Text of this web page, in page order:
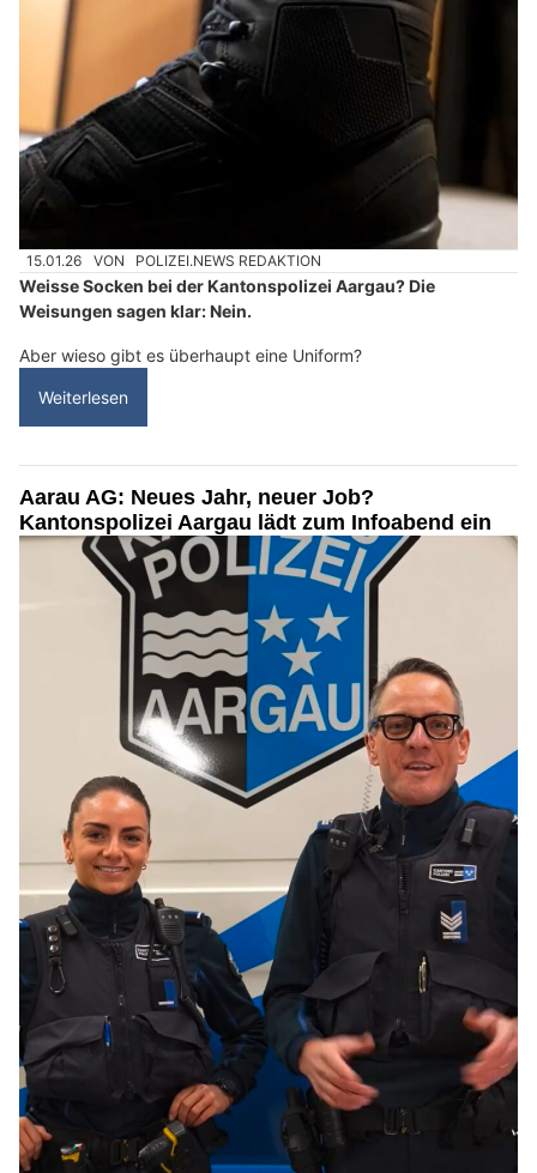
15.01.26 VON POLIZEI.NEWS REDAKTION
Weisse Socken bei der Kantonspolizei Aargau? Die
Weisungen sagen klar: Nein.
Aber wieso gibt es überhaupt eine Uniform?
Weiterlesen
Aarau AG: Neues Jahr, neuer Job?
Kantonspolizei Aargau lädt zum Infoabend ein